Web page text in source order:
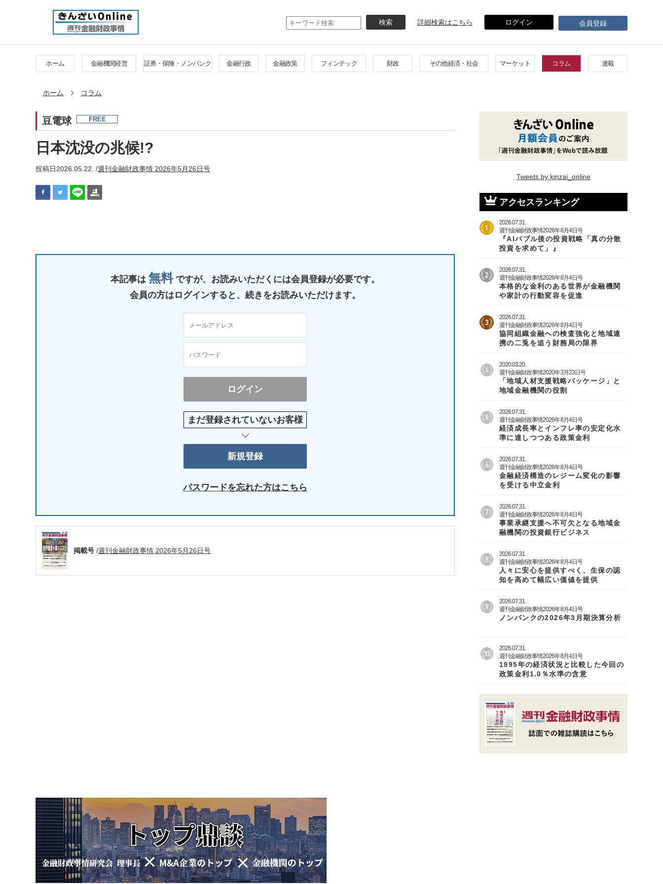
イ
ン
テ
ン
詳細検索はこちら ログイン 会員登録
ホーム 金融機関経営 証券・保険・ノンバンク 金融行政 金融政策 フィンテック 財政 その他経済・社会 マーケット コラム 連載
ホーム コラム
豆電球 FREE
日本沈没の兆候!?
投稿日2026.05.22. /週刊金融財政事情 2026年5月26日号
本記事は 無料 ですが、 お読みいただくには会員登録が必要です。
会員の方はログインすると、 続きをお読みいただけます。
まだ登録されていないお客様
パスワードを忘れた方はこちら
掲載号 /週刊金融財政事情 2026年5月26日号
Tweets by kinzai_online
アクセスランキング
2026.07.31.
週刊金融財政事情2026年8月4日号
『AIバブル後の投資戦略「真の分散
投資を求めて」』
2026.07.31.
週刊金融財政事情2026年8月4日号
本格的な金利のある世界が金融機関
や家計の行動変容を促進
2026.07.31.
週刊金融財政事情2026年8月4日号
協同組織金融への検査強化と地域連
携の二兎を追う財務局の限界
2020.03.20.
週刊金融財政事情2020年3月23日号
「地域人材支援戦略パッケージ」と
地域金融機関の役割
2026.07.31.
週刊金融財政事情2026年8月4日号
経済成長率とインフレ率の安定化水
準に達しつつある政策金利
2026.07.31.
週刊金融財政事情2026年8月4日号
金融経済構造のレジーム変化の影響
を受ける中立金利
2026.07.31.
週刊金融財政事情2026年8月4日号
事業承継支援へ不可欠となる地域金
融機関の投資銀行ビジネス
2026.07.31.
週刊金融財政事情2026年8月4日号
人々に安心を提供すべく、生保の認
知を高めて幅広い価値を提供
2026.07.31.
週刊金融財政事情2026年8月4日号
ノンバンクの2026年3月期決算分析
2026.07.31.
週刊金融財政事情2026年8月4日号
1995年の経済状況と比較した今回の
政策金利1.0％水準の含意